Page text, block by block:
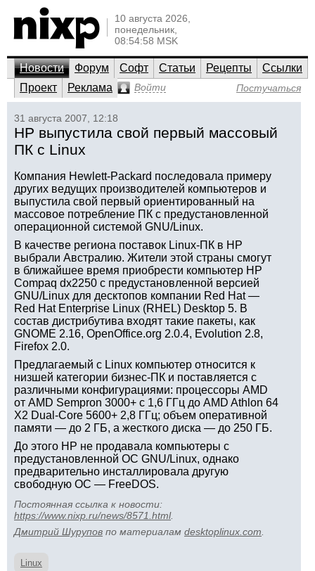
10 августа 2026,
понедельник,
08:54:58 MSK
Новости Форум Софт Статьи Рецепты
Ссылки
Проект
Реклама Войти Постучаться
31 августа 2007, 12:18
HP выпустила свой первый массовый
ПК с Linux
Компания Hewlett-Packard последовала примеру
других ведущих производителей компьютеров и
выпустила свой первый ориентированный на
массовое потребление ПК с предустановленной
операционной системой GNU/Linux.
В качестве региона поставок Linux-ПК в HP
выбрали Австралию. Жители этой страны смогут
в ближайшее время приобрести компьютер HP
Compaq dx2250 с предустановленной версией
GNU/Linux для десктопов компании Red Hat —
Red Hat Enterprise Linux (RHEL) Desktop 5. В
состав дистрибутива входят такие пакеты, как
GNOME 2.16, OpenOffice.org 2.0.4, Evolution 2.8,
Firefox 2.0.
Предлагаемый с Linux компьютер относится к
низшей категории бизнес-ПК и поставляется с
различными конфигурациями: процессоры AMD
от AMD Sempron 3000+ с 1,6 ГГц до AMD Athlon 64
X2 Dual-Core 5600+ 2,8 ГГц; объем оперативной
памяти — до 2 ГБ, а жесткого диска — до 250 ГБ.
До этого HP не продавала компьютеры с
предустановленной ОС GNU/Linux, однако
предварительно инсталлировала другую
свободную ОС — FreeDOS.
Постоянная ссылка к новости:
https://www.nixp.ru/news/8571.html.
Дмитрий Шурупов по материалам desktoplinux.com
Linux